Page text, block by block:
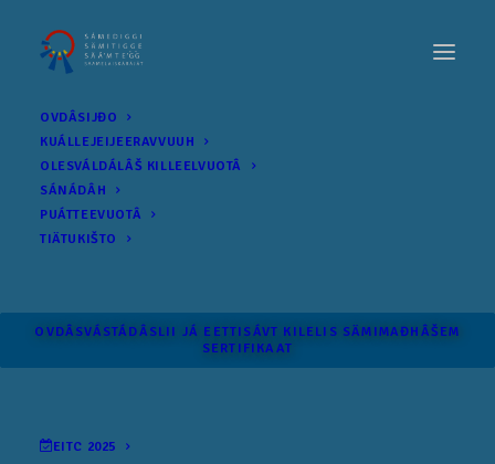
OVDÂSIJĐO
KUÁLLEJEIJEERAVVUUH
OLESVÁLDÁLÂŠ KILLEELVUOTÂ
SÁNÁDÂH
PUÁTTEEVUOTÂ
TIÄTUKIŠTO
OVDÂSVÁSTÁDÂSLII JÁ EETTISÁVT KILELIS SÄMI­MAĐHÂŠEM
SERTIFIKAAT
EITC 2025